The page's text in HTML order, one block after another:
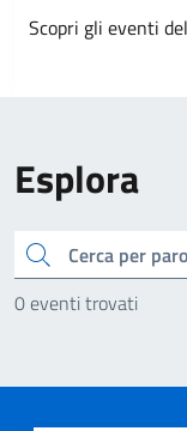
Scopri gli eventi
Esplora
Cerca
0 eventi trovati